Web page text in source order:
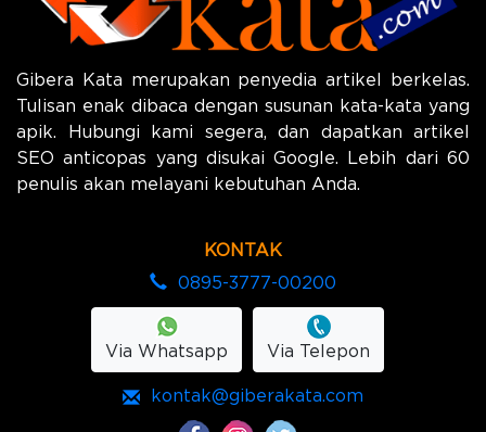
Gibera Kata merupakan penyedia artikel berkelas.
Tulisan enak dibaca dengan susunan kata-kata yang
apik. Hubungi kami segera, dan dapatkan artikel
SEO anticopas yang disukai Google. Lebih dari 60
penulis akan melayani kebutuhan Anda.
KONTAK
0895-3777-00200
Via Whatsapp Via Telepon
kontak@giberakata.com